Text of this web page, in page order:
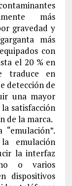
más
gravedad y
más
con
el 20 % en
traduce en
detección de
una mayor
satisfacción
de la marca.
emulación
la interfaz
o varios
dispositivos